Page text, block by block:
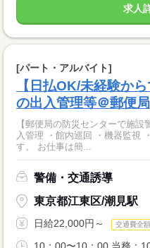
求人
[パート・アルバイト]
【日払OK/未経験か
の出入管理等＠郵便局
【郵便局の防災センターで施設警備】 郵便局の防災セン
入管理 ・館内巡回 ・機器監視
す。 お仕事は簡...
警備・交通誘導
東京都江東区/潮見駅
日給22,000円～ 交通費全
10：00〜10：00 当務：